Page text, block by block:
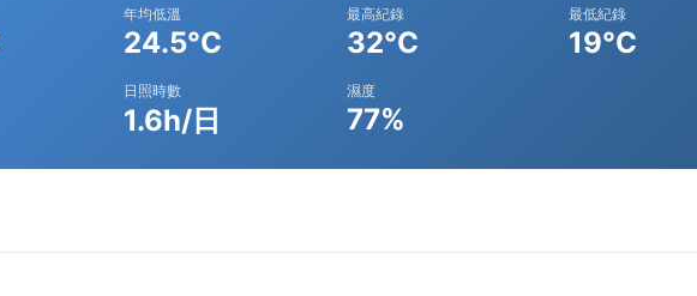
年均低溫
24.5°C
最高紀錄
32°C
最低紀錄
19°C
日照時數
1.6h/日
濕度
77%